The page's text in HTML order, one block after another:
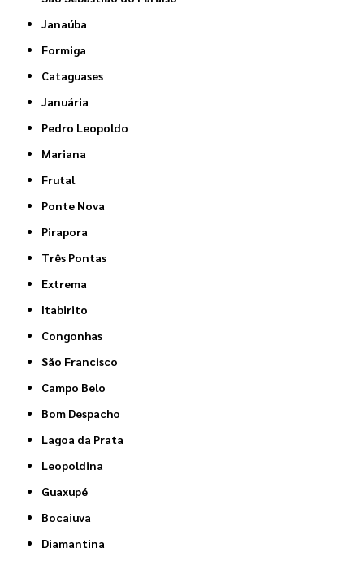
Janaúba
Formiga
Cataguases
Januária
Pedro Leopoldo
Mariana
Frutal
Ponte Nova
Pirapora
Três Pontas
Extrema
Itabirito
Congonhas
São Francisco
Campo Belo
Bom Despacho
Lagoa da Prata
Leopoldina
Guaxupé
Bocaiuva
Diamantina